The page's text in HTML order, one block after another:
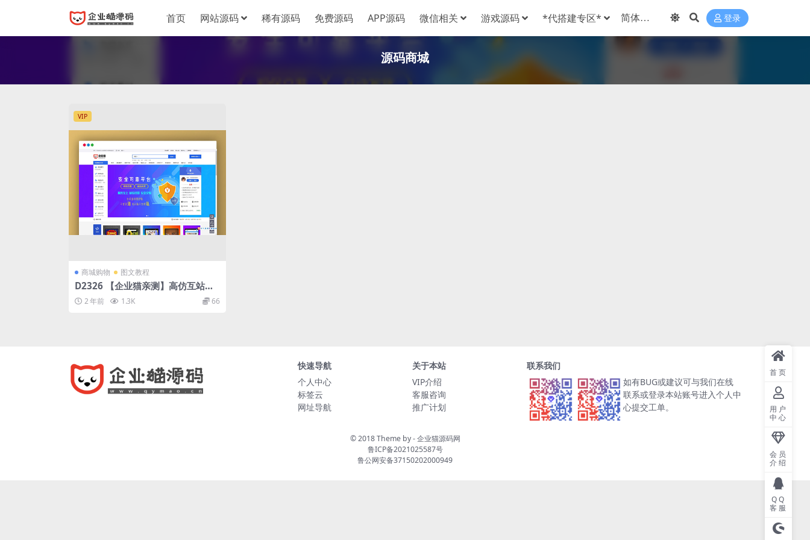
首页 网站源码 稀有源码 免费源码 APP源码 微信相关 游戏源码 *代搭建专区* 登录
源码商城
VIP
商城购物 图文教程
D2326 【企业猫亲测】高仿互站网
多套模板完整源码
2 年前 1.3K 66
快速导航
个人中心
标签云
网址导航
关于本站
VIP介绍
客服咨询
推广计划
联系我们
如有BUG或建议可与我们在线
联系或登录本站账号进入个人中
心提交工单。
© 2018 Theme by -企业猫源码网
鲁ICP备2021025587号
鲁公网安备37150202000949
首页
用户
中心
会员
介绍
QQ
客服